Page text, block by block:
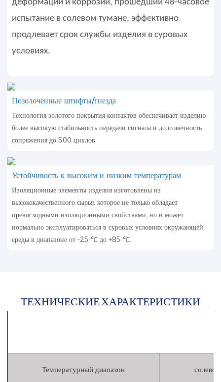
деформации и коррозии, прошедший 48-часовое
испытание в солевом тумане, эффективно
продлевает срок службы изделия в суровых
условиях.
Позолоченные штифты/гнезда
Технология золотого покрытия контактов обеспечивает изделию
более высокую стабильность передачи сигнала и долговечность
сопряжения до 500 циклов.
Устойчивость к высоким и низким температурам
Изоляционные элементы изделия изготовлены из
высококачественного сырья, которое не только обладает
превосходными изоляционными свойствами, но и может
нормально эксплуатироваться в суровых условиях окружающей
среды в диапазоне от -25 ℃ до +85 ℃.
ТЕХНИЧЕСКИЕ ХАРАКТЕРИСТИКИ
Температурный диапазон